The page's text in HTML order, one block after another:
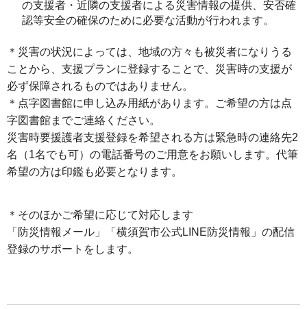
の支援者・近隣の支援者による災害情報の提供、安否確
認等安全の確保のために必要な活動が行われます。
＊災害の状況によっては、地域の方々も被災者になりうる
ことから、支援プランに登録することで、災害時の支援が
必ず保障されるものではありません。
＊点字図書館に申し込み用紙があります。ご希望の方は点
字図書館までご連絡ください。
災害時要援護者支援登録を希望される方は緊急時の連絡先2
名（1名でも可）の電話番号のご用意をお願いします。代筆
希望の方は印鑑も必要となります。
＊そのほかご希望に応じて対応します
「防災情報メール」「横須賀市公式LINE防災情報」の配信
登録のサポートをします。